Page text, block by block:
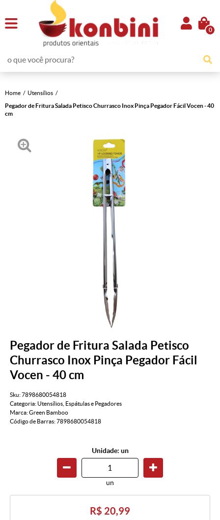
0
Home
Utensílios
Pegador de Fritura Salada Petisco Churrasco Inox Pinça Pegador Fácil Vocen - 40
cm
Pegador de Fritura Salada Petisco
Churrasco Inox Pinça Pegador Fácil
Vocen - 40 cm
Sku:7898680054818
Categoria: Utensílios Espátulas e Pegadores
Marca:Green Bamboo
Código de Barras:7898680054818
Unidade: un
un
R$ 20,99